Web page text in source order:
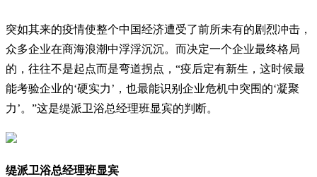
突如其来的疫情使整个中国经济遭受了前所未有的剧烈冲击，
众多企业在商海浪潮中浮浮沉沉。而决定一个企业最终格局
的，往往不是起点而是弯道拐点，“疫后定有新生，这时候最
能考验企业的‘硬实力’，也最能识别企业危机中突围的‘凝聚
力’。”这是缇派卫浴总经理班显宾的判断。
缇派卫浴总经理班显宾